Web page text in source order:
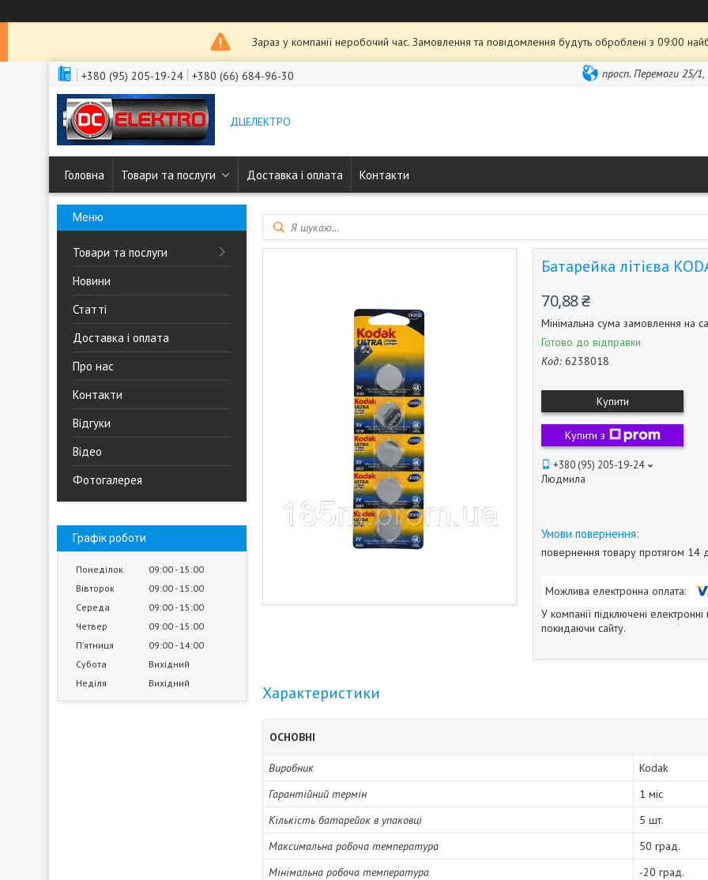
Зараз у компанії неробочий час. Замовлення та повідомлення будуть оброблені з 09:00
+380 (95) 205-19-24 +380 (66) 684-96-30 просп. Перемоги 25/1,
ДЦЕЛЕКТРО
Головна Товари та послуги Доставка і оплата Контакти
Товари та послуги
Новини
Статті
Доставка і оплата
Про нас
Контакти
Відгуки
Відео
Фотогалерея
Графік роботи
Понеділок 09:00 15:00
Вівторок
09:00 15:00
Середа
09:00 15:00
Четвер
09:00 15:00
Пʼятниця
09:00 14:00
Субота
Вихідний
Неділя
Вихідний
Батарейка літієва
70,88 ₴
Мінімальна сума замовлення на
Готово до відправки
Код: 6238018
Купити
Купити з
+380 (95) 205-19-24
Людмила
повернення товару протягом 14
У компанії підключені
покидаючи сайту.
Характеристики
ОСНОВНІ
Виробник
Kodak
Гарантійний термін
1 міс
Кількість батарейок в упаковці
5 шт.
Максимальна робоча температура
50 град.
Мінімальна робоча температура
-20 град.